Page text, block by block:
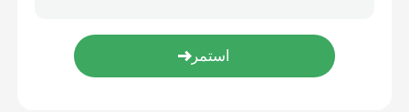
مايكروسوفت أوفيس 2019